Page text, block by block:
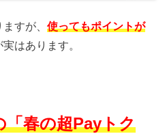
ますが、使ってもポイントが
はあります。
春の超Payトク